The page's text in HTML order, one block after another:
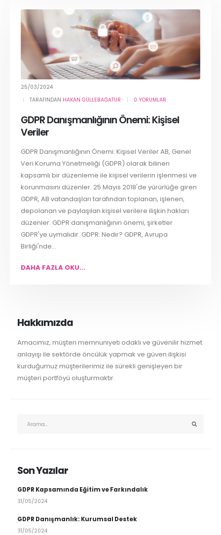
25/03/2024
TARAFINDAN HAKAN GÜLLEBAĞATUR 0 YORUMLAR
GDPR Danışmanlığının Önemi: Kişisel
Veriler
GDPR Danışmanlığının Önemi: Kişisel Veriler AB, Genel
Veri Koruma Yönetmeliği (GDPR) olarak bilinen
kapsamlı bir düzenleme ile kişisel verilerin işlenmesi ve
korunmasını düzenler. 25 Mayıs 2018'de yürürlüğe giren
GDPR, AB vatandaşları tarafından toplanan, işlenen,
depolanan ve paylaşılan kişisel verilere ilişkin hakları
düzenler. GDPR danışmanlığının önemi, şirketler
GDPR'ye uymalıdır. GDPR: Nedir? GDPR, Avrupa
Birliği'nde...
DAHA FAZLA OKU...
Hakkımızda
Amacımız, müşteri memnuniyeti odaklı ve güvenilir hizmet
anlayışı ile sektörde öncülük yapmak ve güven ilişkisi
kurduğumuz müşterilerimiz ile sürekli genişleyen bir
müşteri portföyü oluşturmaktır.
Son Yazılar
GDPR Kapsamında Eğitim ve Farkındalık
31/05/2024
GDPR Danışmanlık: Kurumsal Destek
31/05/2024